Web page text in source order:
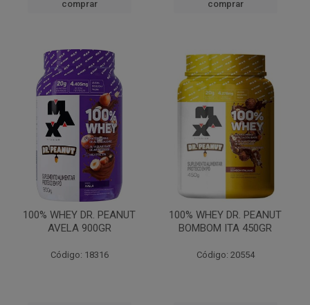
comprar
comprar
100% WHEY DR. PEANUT
AVELA 900GR
Código: 18316
100% WHEY DR. PEANUT
BOMBOM ITA 450GR
Código: 20554